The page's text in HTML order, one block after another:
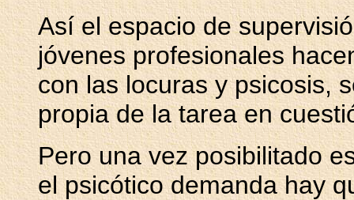
Así el espacio de
jóvenes profesionales
con las locuras y psicosis,
propia de la tarea en
Pero una vez posibilitado
el psicótico demanda hay